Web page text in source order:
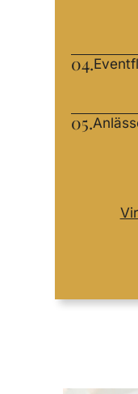
04.
05.